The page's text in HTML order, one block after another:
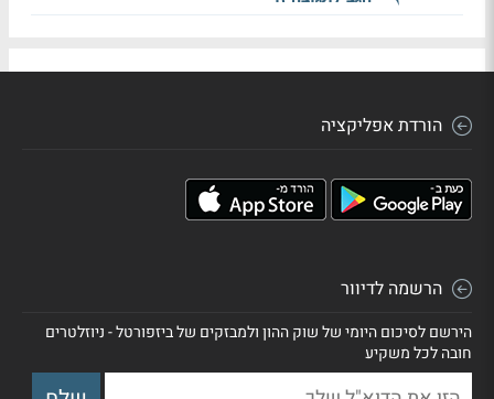
הורדת אפליקציה
הרשמה לדיוור
הירשם לסיכום היומי של שוק ההון ולמבזקים של ביזפורטל - ניוזלטרים
חובה לכל משקיע